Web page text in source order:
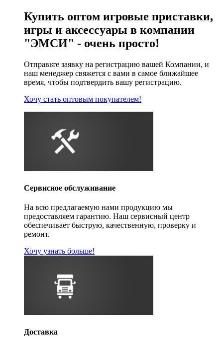
Купить оптом игровые приставки,
игры и аксессуары в компании
"ЭМСИ" - очень просто!
Отправьте заявку на регистрацию вашей Компании, и
наш менеджер свяжется с вами в самое ближайшее
время, чтобы подтвердить вашу регистрацию.
Хочу стать оптовым покупателем!
Сервисное обслуживание
На всю предлагаемую нами продукцию мы
предоставляем гарантию. Наш сервисный центр
обеспечивает быструю, качественную, проверку и
ремонт.
Хочу узнать больше!
Доставка